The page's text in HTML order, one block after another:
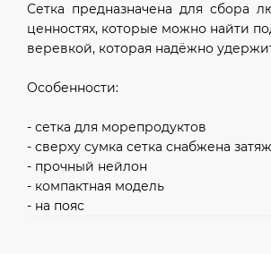
Сетка предназначена для сбора
ценностях, которые можно найти
веревкой, которая надёжно
Особенности:
- сетка для морепродуктов
- сверху сумка сетка снабжена
- прочный нейлон
- компактная модель
- на пояс